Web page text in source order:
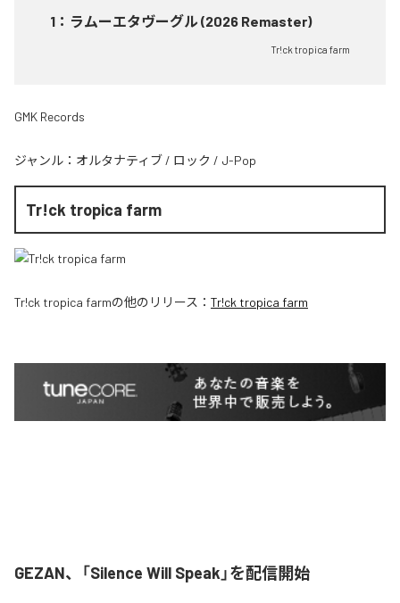
1 ： ラムーエタヴーグル (2026 Remaster)
Tr!ck tropica farm
GMK Records
ジャンル： オルタナティブ / ロック / J-Pop
Tr!ck tropica farm
Tr!ck tropica farmの他のリリース： Tr!ck tropica farm
GEZAN、「Silence Will Speak」を配信開始